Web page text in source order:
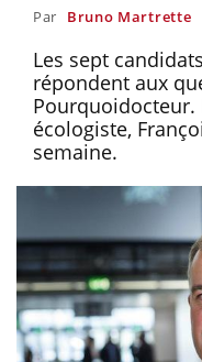
Par Bruno Martrette
Les sept
répondent aux
Pourquoidocteur.
écologiste,
semaine.